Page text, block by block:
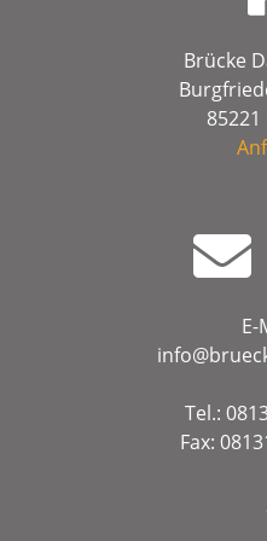
Brücke
E-
Tel.:
Fax: